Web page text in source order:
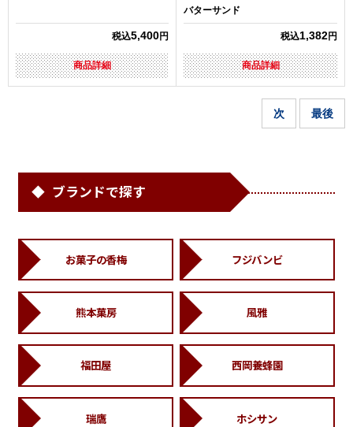
税込5,400円
商品詳細
バターサンド
税込1,382円
商品詳細
次 最後
ブランドで探す
お菓子の香梅 フジバンビ
熊本菓房 風雅
福田屋 西岡養蜂園
瑞鷹 ホシサン